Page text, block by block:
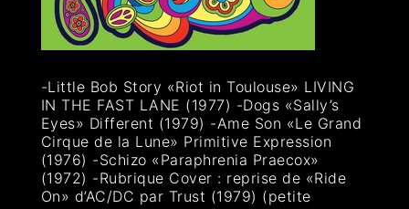
-Little Bob Story «Riot in Toulouse» LIVING
IN THE FAST LANE (1977) -Dogs «Sally’s
Eyes» Different (1979) -Ame Son «Le Grand
Cirque de la Lune» Primitive Expression
(1976) -Schizo «Paraphrenia Praecox»
(1972) -Rubrique Cover : reprise de «Ride
On» d’AC/DC par Trust (1979) (petite